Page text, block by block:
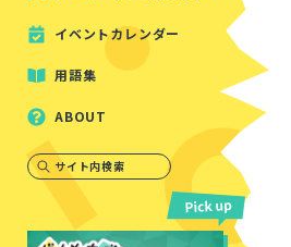
イベントカレンダー
用語集
ABOUT
サイト内検索